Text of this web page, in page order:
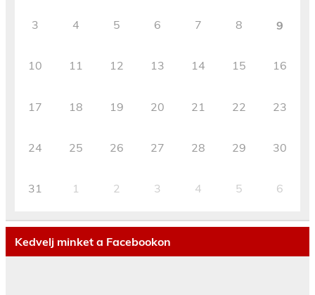
3 4 5 6 7 8 9
10 11 12 13 14 15 16
17 18 19 20 21 22 23
24 25 26 27 28 29 30
31 1 2 3 4 5 6
Kedvelj minket a Facebookon